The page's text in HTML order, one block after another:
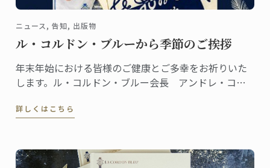
ニュース, 告知, 出版物
ル・コルドン・ブルーから季節のご挨拶
年末年始における皆様のご健康とご多幸をお祈りいた
します。ル・コルドン・ブルー会長 アンドレ・コア
詳しくはこちら